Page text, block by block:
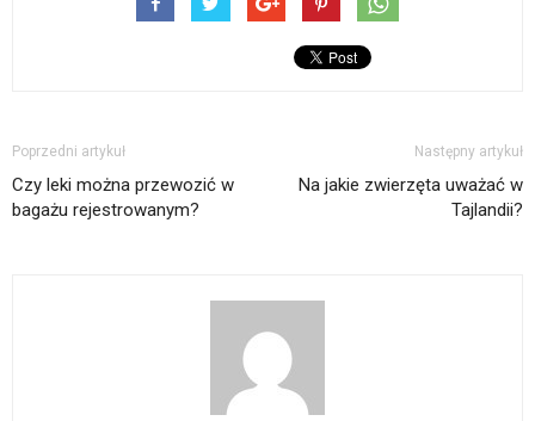
Poprzedni artykuł
Czy leki można przewozić w
bagażu rejestrowanym?
Następny artykuł
Na jakie zwierzęta uważać w
Tajlandii?